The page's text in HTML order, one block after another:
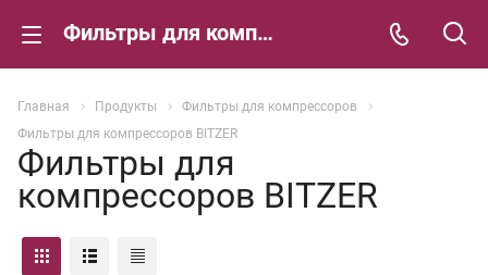
Фильтры для компрессоров BITZER
Главная Продукты
Фильтры для компрессоров
Фильтры для компрессоров BITZER
Фильтры для
компрессоров BITZER